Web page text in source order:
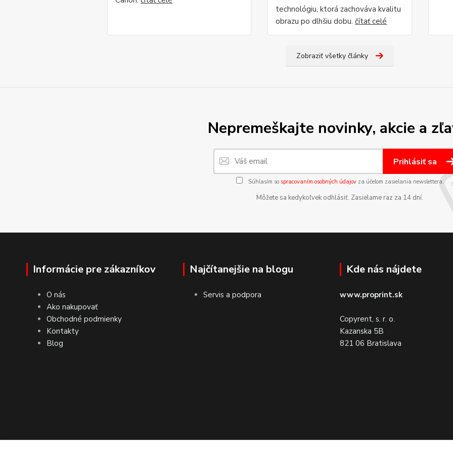
technológiu, ktorá zachováva kvalitu
obrazu po dlhšiu dobu.čítať celé
Zobraziť všetky články
Nepremeškajte novinky, akcie a
Prihlásiť sa
Súhlasím so spracovaním osobných údajovza účelom zasielania newslettera.
Môžete sa kedykoľvek odhlásiť. Zasielame raz za 14 dní.
Informácie pre zákazníkov
O nás
Ako nakupovať
Obchodné podmienky
Kontakty
Blog
Najčítanejšie na blogu
Servis a podpora
Kde nás nájdete
www.proprint.sk
Copyrent, s. r. o.
Kazanska 5B
821 06 Bratislava